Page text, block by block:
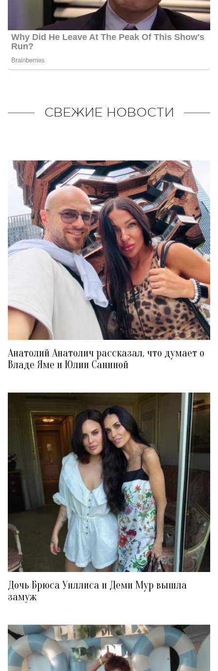
СВЕЖИЕ НОВОСТИ
Анатолий Анатолич рассказал, что думает о
Владе Яме и Юлии Саниной
Дочь Брюса Уиллиса и Деми Мур вышла
замуж